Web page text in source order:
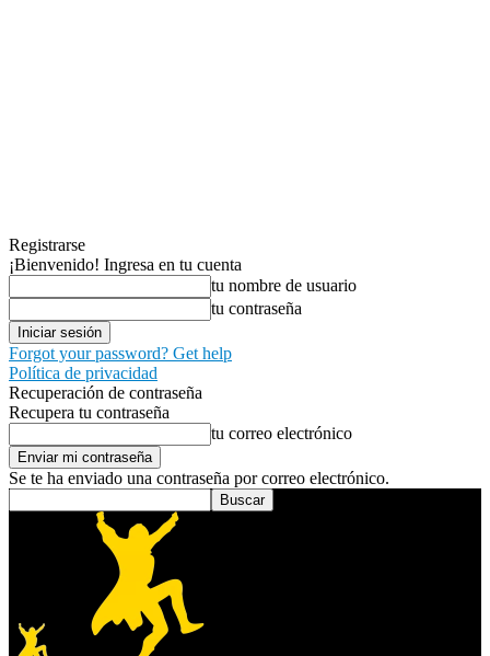
Registrarse
¡Bienvenido! Ingresa en tu cuenta
tu nombre de usuario
tu contraseña
Forgot your password? Get help
Política de privacidad
Recuperación de contraseña
Recupera tu contraseña
tu correo electrónico
Se te ha enviado una contraseña por correo electrónico.